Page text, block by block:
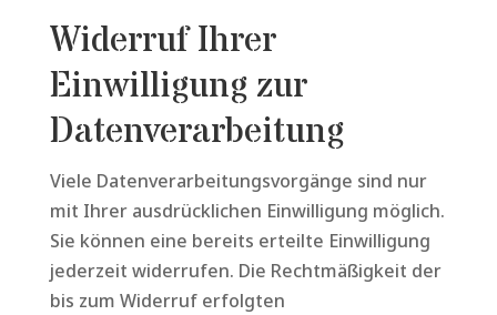
Widerruf Ihrer
Einwilligung zur
Datenverarbeitung
Viele Datenverarbeitungsvorgänge sind nur
mit Ihrer ausdrücklichen Einwilligung möglich.
Sie können eine bereits erteilte Einwilligung
jederzeit widerrufen. Die Rechtmäßigkeit der
bis zum Widerruf erfolgten